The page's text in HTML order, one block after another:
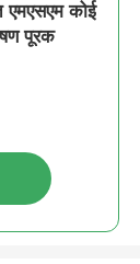
एमएसएम कोई
पूरक